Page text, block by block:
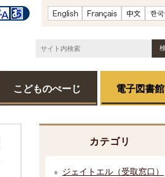
こどものぺーじ 電子図書館
カテゴリ
ジェイトエル（受取窓口）